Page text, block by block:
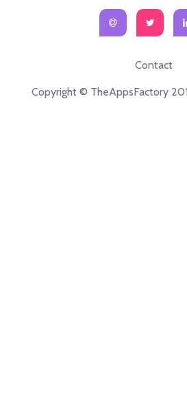
Contact
Copyright © TheAppsFactory